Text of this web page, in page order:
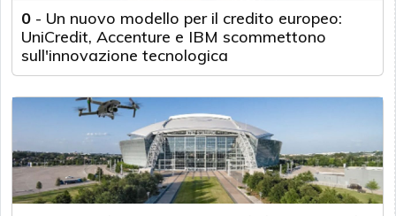
0 - Un nuovo modello per il credito europeo:
UniCredit, Accenture e IBM scommettono
sull'innovazione tecnologica